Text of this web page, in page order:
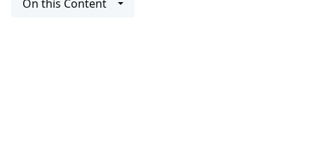
On this Content